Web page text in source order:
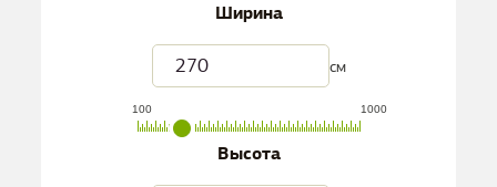
Ширина
см
100 1000
Высота